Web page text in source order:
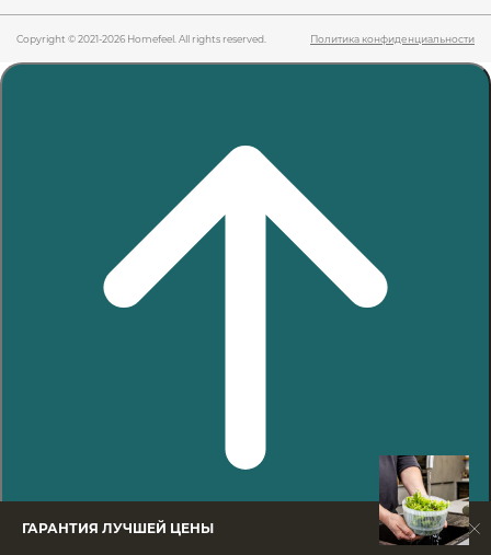
ГАРАНТИЯ ЛУЧШЕЙ ЦЕНЫ
Copyright © 2021-2026 Homefeel. All rights reserved. Политика конфиденциальности